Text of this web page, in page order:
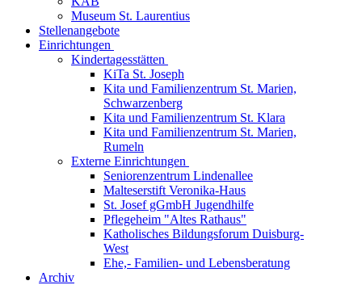
Museum St. Laurentius
Stellenangebote
Einrichtungen
Kindertagesstätten
KiTa St. Joseph
Kita und Familienzentrum St. Marien,
Schwarzenberg
Kita und Familienzentrum St. Klara
Kita und Familienzentrum St. Marien,
Rumeln
Externe Einrichtungen
Seniorenzentrum Lindenallee
Malteserstift Veronika-Haus
St. Josef gGmbH Jugendhilfe
Pflegeheim "Altes Rathaus"
Katholisches Bildungsforum Duisburg-
West
Ehe,- Familien- und Lebensberatung
Archiv